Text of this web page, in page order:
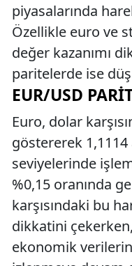
piyasalarında
Özellikle euro ve
değer kazanımı
paritelerde ise
EUR/USD
Euro, dolar
göstererek 1,1114
seviyelerinde
%0,15 oranında
karşısındaki bu
dikkatini
ekonomik